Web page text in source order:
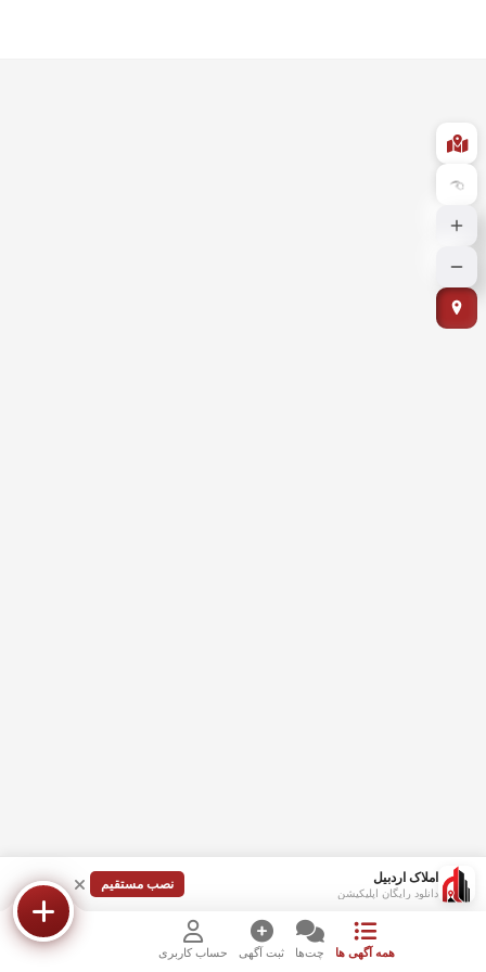
املاک اردبیل
دانلود رایگان اپلیکیشن
نصب مستقیم
همه آگهی ها چت‌ها ثبت آگهی حساب کاربری